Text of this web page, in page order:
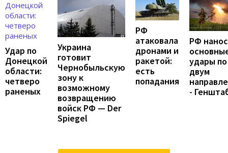
Удар по
Донецкой
области:
четверо
раненых
Украина
готовит
Чернобыльскую
зону к
возможному
возвращению
войск РФ — Der
Spiegel
РФ
атаковала
дронами и
ракетой:
есть
попадания
РФ
удары по
двум
-